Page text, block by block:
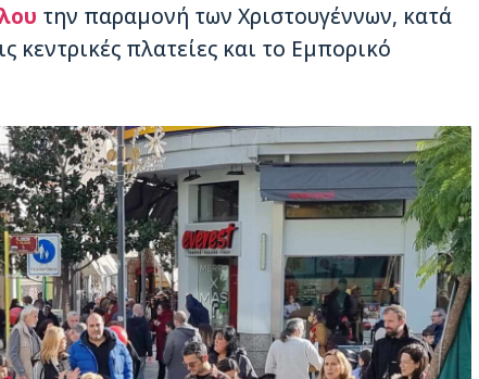
την παραμονή των Χριστουγέννων, κατά
κεντρικές πλατείες και το Εμπορικό